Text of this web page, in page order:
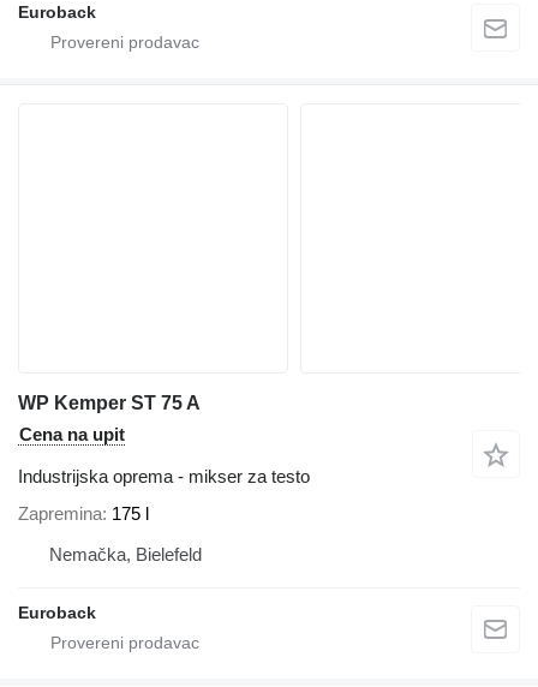
Euroback
WP Kemper ST 75 A
Cena na upit
Industrijska oprema - mikser za testo
Zapremina 175 l
Nemačka, Bielefeld
Euroback